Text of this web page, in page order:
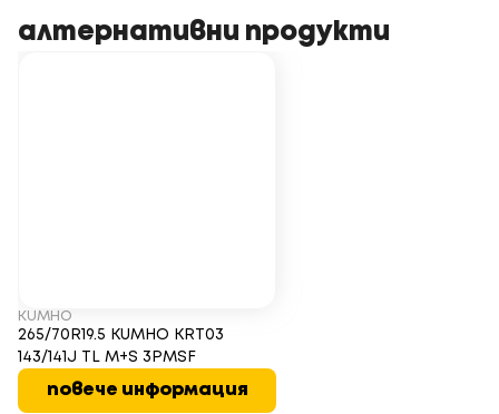
алтернативни продукти
KUMHO
265/70R19.5 KUMHO KRT03
143/141J TL M+S 3PMSF
повече информация